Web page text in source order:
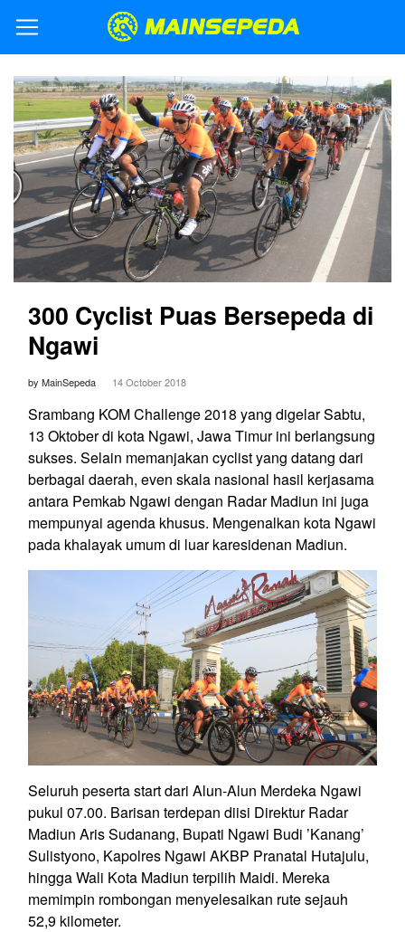
300 Cyclist Puas Bersepeda di
Ngawi
by MainSepeda 14 October 2018
Srambang KOM Challenge 2018 yang digelar Sabtu,
13 Oktober di kota Ngawi, Jawa Timur ini berlangsung
sukses. Selain memanjakan cyclist yang datang dari
berbagai daerah, even skala nasional hasil kerjasama
antara Pemkab Ngawi dengan Radar Madiun ini juga
mempunyai agenda khusus. Mengenalkan kota Ngawi
pada khalayak umum di luar karesidenan Madiun.
Seluruh peserta start dari Alun-Alun Merdeka Ngawi
pukul 07.00. Barisan terdepan diisi Direktur Radar
Madiun Aris Sudanang, Bupati Ngawi Budi ’Kanang’
Sulistyono, Kapolres Ngawi AKBP Pranatal Hutajulu,
hingga Wali Kota Madiun terpilih Maidi. Mereka
memimpin rombongan menyelesaikan rute sejauh
52,9 kilometer.